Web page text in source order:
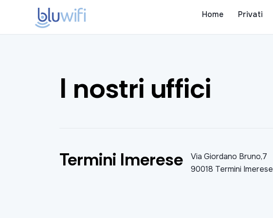
Home Privati
Home
Privati
Enterprise e PA
I nostri uffici
Termini Imerese
Via Giordano Bruno,7
90018 Termini Imerese